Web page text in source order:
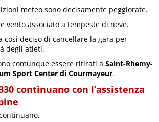
meteo sono decisamente peggiorate.
vento associato a tempeste di neve.
così deciso di cancellare la gara per
degli atleti.
comunque essere ritirati aSaint-Rhemy-
Sport Center di Courmayeur.
continuano con l’assistenza